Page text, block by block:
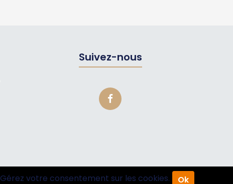
Suivez-nous
Gérez votre consentement sur les cookies. Ok